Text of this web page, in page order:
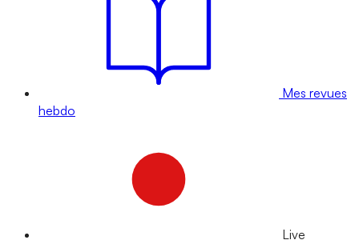
Mes revues
hebdo
Live